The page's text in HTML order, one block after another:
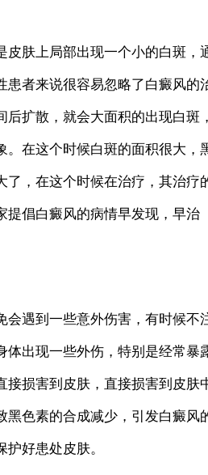
肤上局部出现一个小的白斑，
患者来说很容易忽略了白癜风的
后扩散，就会大面积的出现白斑
。在这个时候白斑的面积很大，
了，在这个时候在治疗，其治疗
提倡白癜风的病情早发现，早治
遇到一些意外伤害，有时候不
体出现一些外伤，特别是经常暴
接损害到皮肤，直接损害到皮肤
黑色素的合成减少，引发白癜风
好患处皮肤。